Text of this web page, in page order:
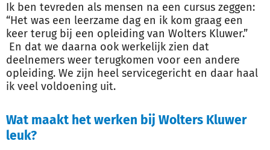
Ik ben tevreden als mensen na een cursus zeggen:
“Het was een leerzame dag en ik kom graag een
keer terug bij een opleiding van Wolters Kluwer.”
En dat we daarna ook werkelijk zien dat
deelnemers weer terugkomen voor een andere
opleiding. We zijn heel servicegericht en daar haal
ik veel voldoening uit.
Wat maakt het werken bij Wolters Kluwer
leuk?